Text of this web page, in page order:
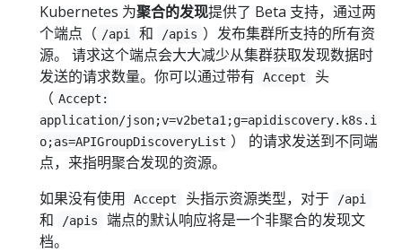
Kubernetes 为聚合的发现提供了 Beta 支持，通过两
个端点（ /api 和 /apis ）发布集群所支持的所有资
源。 请求这个端点会大大减少从集群获取发现数据时
发送的请求数量。你可以通过带有
Accept
头
（ Accept:
application/json;v=v2beta1;g=apidiscovery.k8s.i
o;as=APIGroupDiscoveryList ） 的请求发送到不同端
点，来指明聚合发现的资源。
如果没有使用
Accept 头指示资源类型，对于 /api
和 /apis
端点的默认响应将是一个非聚合的发现文
档。